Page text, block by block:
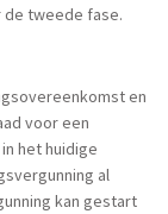
de tweede fase.
en
voor een
het huidige
al
kan gestart